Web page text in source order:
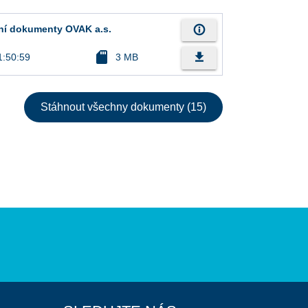
dokumenty OVAK a.s.
sd_card 3 MB
info_outline
file_download
Stáhnout všechny dokumenty (15)